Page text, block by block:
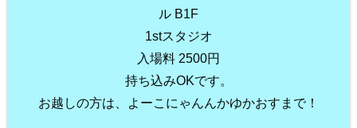
ル B1F
1stスタジオ
入場料 2500円⁡
持ち込みOKです。
お越しの方は、よーこにゃんんかゆかおすまで！